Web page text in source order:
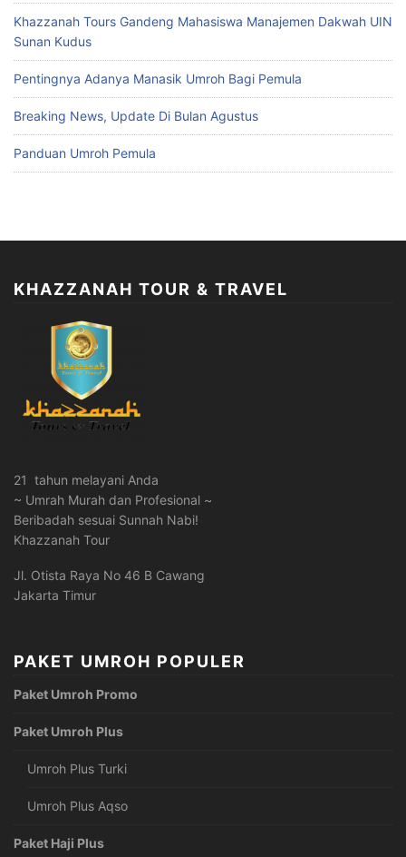
Khazzanah Tours Gandeng Mahasiswa Manajemen Dakwah UIN
Sunan Kudus
Pentingnya Adanya Manasik Umroh Bagi Pemula
Breaking News, Update Di Bulan Agustus
Panduan Umroh Pemula
KHAZZANAH TOUR & TRAVEL
21 tahun melayani Anda
~ Umrah Murah dan Profesional ~
Beribadah sesuai Sunnah Nabi!
Khazzanah Tour
Jl. Otista Raya No 46 B Cawang
Jakarta Timur
PAKET UMROH POPULER
Paket Umroh Promo
Paket Umroh Plus
Umroh Plus Turki
Umroh Plus Aqso
Paket Haji Plus